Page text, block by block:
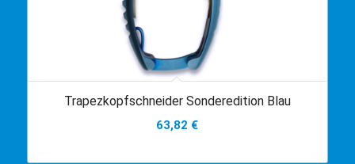
Trapezkopfschneider Sonderedition Blau
63,82 €